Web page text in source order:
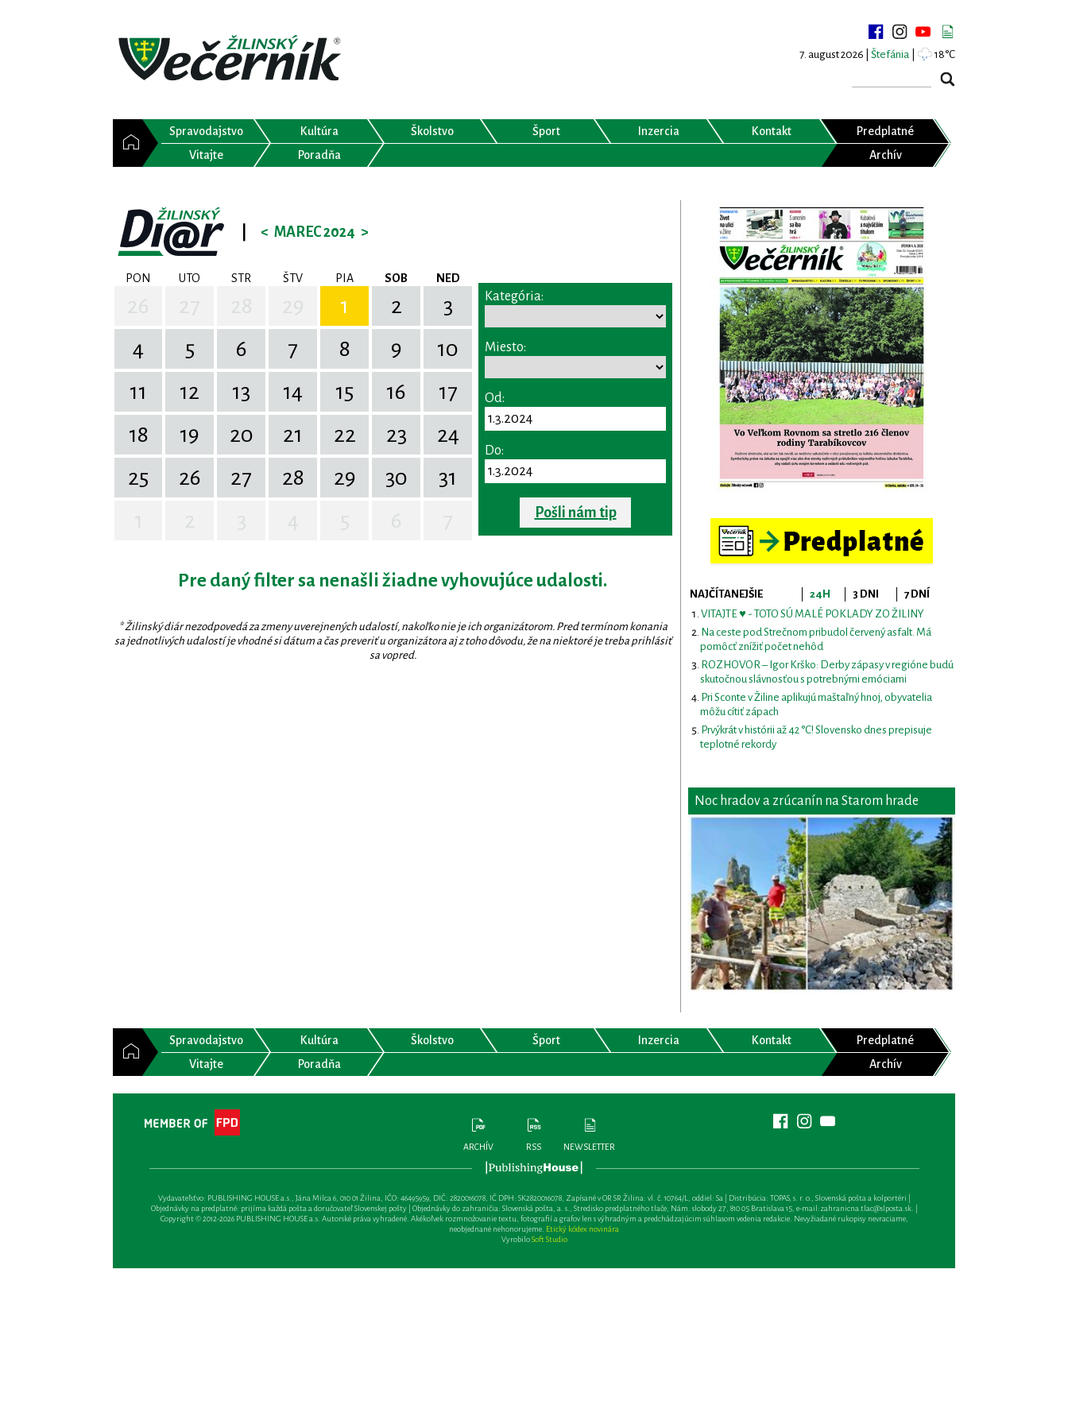
7. august 2026 | Štefánia 18°C
Spravodajstvo Kultúra Školstvo Šport Inzercia Kontakt
Predplatné
Vitajte
Poradňa Archív
< MAREC 2024 >
PON UTO STR ŠTV PIA SOB NED
1 2
3
4
5 6 7 8 9
10
11
12 13 14 15 16
17
18
19 20 21 22 23
24
25
26 27 28 29 30
31
Kategória:
Miesto:
Od:
Do:
Pošli nám tip
Pre daný filter sa nenašli žiadne vyhovujúce udalosti.
* Žilinský diár nezodpovedá za zmeny uverejnených udalostí, nakoľko nie je ich organizátorom. Pred termínom konania
sa jednotlivých udalostí je vhodné si dátum a čas preveriť u organizátora aj z toho dôvodu, že na niektoré je treba prihlásiť
sa vopred.
NAJČÍTANEJŠIE 24H 3 DNI
7 DNÍ
VITAJTE ♥ - TOTO SÚ MALÉ POKLADY ZO ŽILINY
Na ceste pod Strečnom pribudol červený asfalt. Má
pomôcť znížiť počet nehôd
ROZHOVOR – Igor Krško: Derby zápasy v regióne budú
skutočnou slávnosťou s potrebnými emóciami
Pri Sconte v Žiline aplikujú maštaľný hnoj, obyvatelia
môžu cítiť zápach
Prvýkrát v histórii až 42 °C! Slovensko dnes prepisuje
teplotné rekordy
Noc hradov a zrúcanín na Starom hrade
Spravodajstvo Kultúra Školstvo Šport Inzercia Kontakt
Predplatné
Vitajte
Poradňa Archív
ARCHÍV RSS NEWSLETTER
Vydavateľsťvo: PUBLISHING HOUSE a.s., Jána Milca 6, 010 01 Žilina, IČO: 46495959, DIČ: 2820016078, IČ DPH: SK2820016078, Zapísané v OR SR Žilina: vl. č. 10764/L, oddiel: Sa | Distribúcia: TOPAS, s. r. o., Slovenská pošta a kolportéri |
Objednávky na predplatné: prijíma každá pošta a doručovateľ Slovenskej pošty | Objednávky do zahraničia: Slovenská pošta, a. s., Stredisko predplatného tlače, Nám. slobody 27, 810 05 Bratislava 15, e-mail:zahranicna.tlac@slposta.sk. |
Copyright © 2012-2026 PUBLISHING HOUSE a.s. Autorské práva vyhradené. Akékoľvek rozmnožovanie textu, fotografií a grafov len s výhradným a predchádzajúcim súhlasom vedenia redakcie. Nevyžiadané rukopisy nevraciame,
neobjednané nehonorujeme. Etický kódex novinára
VyrobiloSoft Studio